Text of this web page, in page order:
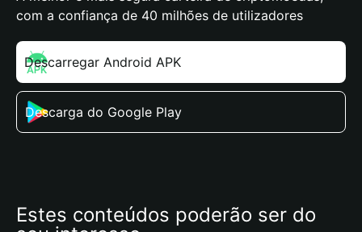
com a confiança de 40 milhões de utilizadores
Descarregar Android APK
Descarga do Google Play
Estes conteúdos poderão ser do